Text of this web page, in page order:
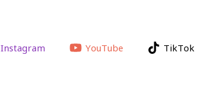
Instagram YouTube TikTok